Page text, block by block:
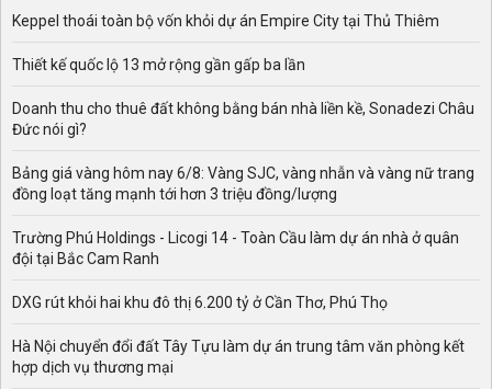
Keppel thoái toàn bộ vốn khỏi dự án Empire City tại Thủ Thiêm
Thiết kế quốc lộ 13 mở rộng gần gấp ba lần
Doanh thu cho thuê đất không bằng bán nhà liền kề, Sonadezi Châu
Đức nói gì?
Bảng giá vàng hôm nay 6/8: Vàng SJC, vàng nhẫn và vàng nữ trang
đồng loạt tăng mạnh tới hơn 3 triệu đồng/lượng
Trường Phú Holdings - Licogi 14 - Toàn Cầu làm dự án nhà ở quân
đội tại Bắc Cam Ranh
DXG rút khỏi hai khu đô thị 6.200 tỷ ở Cần Thơ, Phú Thọ
Hà Nội chuyển đổi đất Tây Tựu làm dự án trung tâm văn phòng kết
hợp dịch vụ thương mại